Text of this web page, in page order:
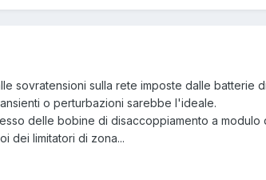
sovratensioni sulla rete imposte dalle batterie
o perturbazioni sarebbe l'ideale.
delle bobine di disaccoppiamento a modulo
dei limitatori di zona...